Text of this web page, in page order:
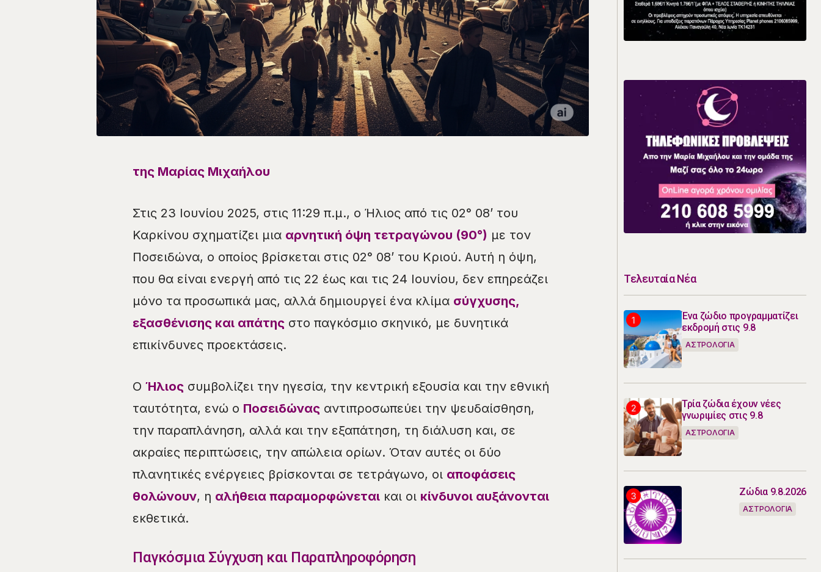
της Μαρίας Μιχαήλου
Στις 23 Ιουνίου 2025, στις 11:29 π.μ., ο Ήλιος από τις 02° 08’ του
Καρκίνου σχηματίζει μια αρνητική όψη τετραγώνου (90°) με τον
Ποσειδώνα, ο οποίος βρίσκεται στις 02° 08’ του Κριού. Αυτή η όψη,
που θα είναι ενεργή από τις 22 έως και τις 24 Ιουνίου, δεν επηρεάζει
μόνο τα προσωπικά μας, αλλά δημιουργεί ένα κλίμα σύγχυσης,
εξασθένισης και απάτης στο παγκόσμιο σκηνικό, με δυνητικά
επικίνδυνες προεκτάσεις.
Ο Ήλιος συμβολίζει την ηγεσία, την κεντρική εξουσία και την εθνική
ταυτότητα, ενώ ο Ποσειδώνας αντιπροσωπεύει την ψευδαίσθηση,
την παραπλάνηση, αλλά και την εξαπάτηση, τη διάλυση και, σε
ακραίες περιπτώσεις, την απώλεια ορίων. Όταν αυτές οι δύο
πλανητικές ενέργειες βρίσκονται σε τετράγωνο, οι αποφάσεις
θολώνουν, η αλήθεια παραμορφώνεται και οι κίνδυνοι αυξάνονται
εκθετικά.
Παγκόσμια Σύγχυση και Παραπληροφόρηση
Τελευταία Νέα
Ένα ζώδιο προγραμματίζει
εκδρομή στις 9.8
ΑΣΤΡΟΛΟΓΙΑ
Τρία ζώδια έχουν νέες
γνωριμίες στις 9.8
ΑΣΤΡΟΛΟΓΙΑ
Ζώδια 9.8.2026
ΑΣΤΡΟΛΟΓΙΑ